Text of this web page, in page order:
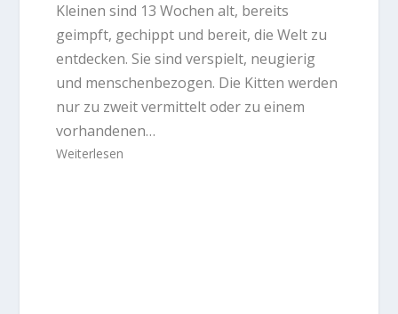
Kleinen sind 13 Wochen alt, bereits
geimpft, gechippt und bereit, die Welt zu
entdecken. Sie sind verspielt, neugierig
und menschenbezogen. Die Kitten werden
nur zu zweit vermittelt oder zu einem
vorhandenen…
Weiterlesen